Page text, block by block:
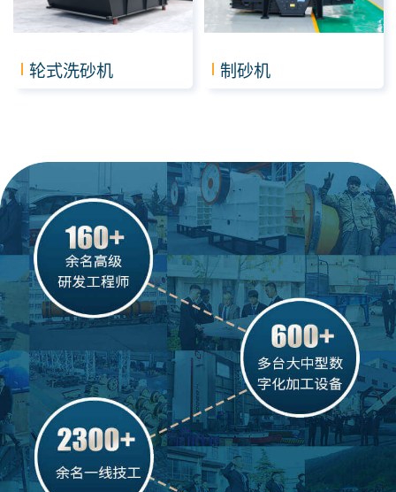
轮式洗砂机 制砂机